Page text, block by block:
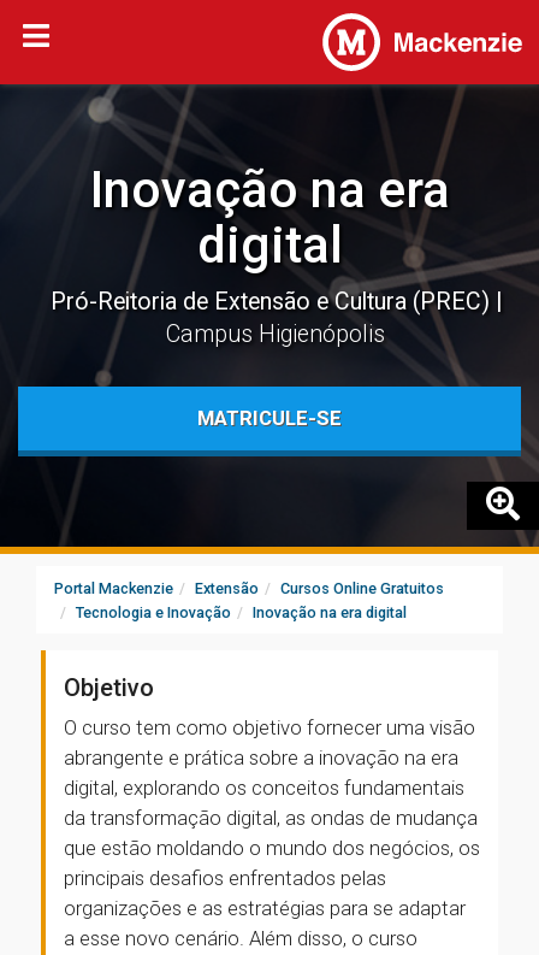
Inovação na era
digital
Pró-Reitoria de Extensão e Cultura (PREC)
Campus Higienópolis
MATRICULE-SE
Portal Mackenzie Extensão
Cursos Online Gratuitos
Tecnologia e Inovação
Inovação na era digital
Objetivo
O curso tem como objetivo fornecer uma visão
abrangente e prática sobre a inovação na era
digital, explorando os conceitos fundamentais
da transformação digital, as ondas de mudança
que estão moldando o mundo dos negócios, os
principais desafios enfrentados pelas
organizações e as estratégias para se adaptar
a esse novo cenário. Além disso, o curso